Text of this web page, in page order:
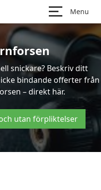
Menu
snickare? Beskriv ditt
bindande offerter från
– direkt här.
utan förpliktelser